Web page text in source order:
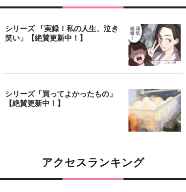
シリーズ 「実録！私の人生、泣き
笑い」【絶賛更新中！】
シリーズ「買ってよかったもの」
【絶賛更新中！】
アクセスランキング